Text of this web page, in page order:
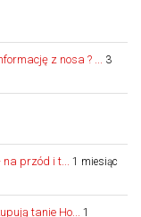
z nosa ? ...
3
przód i t...
1 miesiąc
tanie Ho...
1